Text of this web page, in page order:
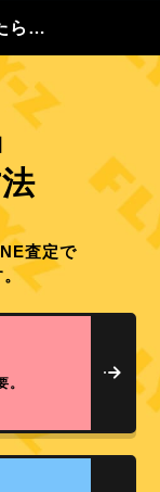
ら…
査定で
。
。